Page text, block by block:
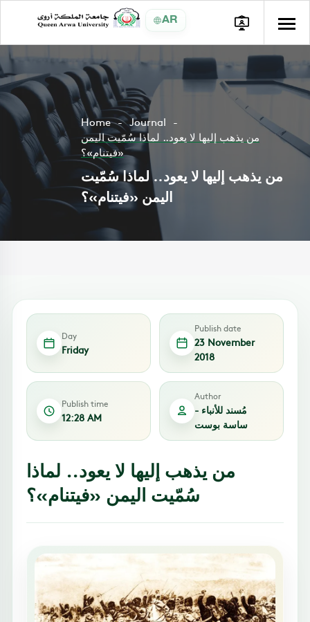
AR
Home
Journal
من يذهب إليها لا يعود.. لماذا سُمّيت اليمن
«فيتنام»؟
من يذهب إليها لا يعود.. لماذا سُمّيت
اليمن «فيتنام»؟
Day
Friday
Publish date
23 November
2018
Publish time
12:28 AM
Author
مُسند للأنباء -
ساسة بوست
من يذهب إليها لا يعود.. لماذا
سُمّيت اليمن «فيتنام»؟